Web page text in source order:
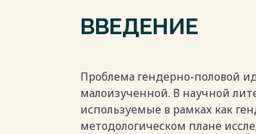
2.З. Анализ и интерпретация
ЗАКЛЮЧЕНИЕ
БИБЛИОГРАФИЧЕСКИЙ
ПРИЛОЖЕНИЯ
ВВЕДЕНИЕ
Проблема гендерно-половой
малоизученной. В научной
используемые в рамках как
методологическом плане